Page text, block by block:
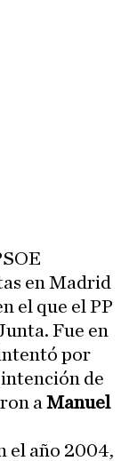
en Madrid
el que el PP
Fue en
por
de
a Manuel
el año 2004,